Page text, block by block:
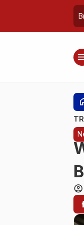
account_circle